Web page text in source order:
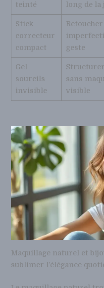
teinté
long de la
Stick
correcteur
compact
Retoucher
geste
Gel
sourcils
invisible
sans
visible
Maquillage naturel et
sublimer l’élégance